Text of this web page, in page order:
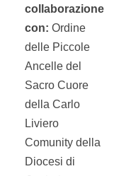
collaborazione
con: Ordine
delle Piccole
Ancelle del
Sacro Cuore
della Carlo
Liviero
Comunity della
Diocesi di